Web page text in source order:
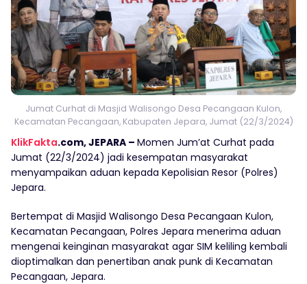
Jumat Curhat di Masjid Walisongo Desa Pecangaan Kulon,
Kecamatan Pecangaan, Kabupaten Jepara, Jumat (22/3/2024)
KlikFakta.com, JEPARA – Momen Jum’at Curhat pada
Jumat (22/3/2024) jadi kesempatan masyarakat
menyampaikan aduan kepada Kepolisian Resor (Polres)
Jepara.
Bertempat di Masjid Walisongo Desa Pecangaan Kulon,
Kecamatan Pecangaan, Polres Jepara menerima aduan
mengenai keinginan masyarakat agar SIM keliling kembali
dioptimalkan dan penertiban anak punk di Kecamatan
Pecangaan, Jepara.